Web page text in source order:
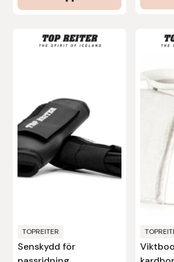
TOPREITER
Senskydd för
Protector
Redback
Safehorse of Sweden
Saltverk
Sigga Ævars
Star